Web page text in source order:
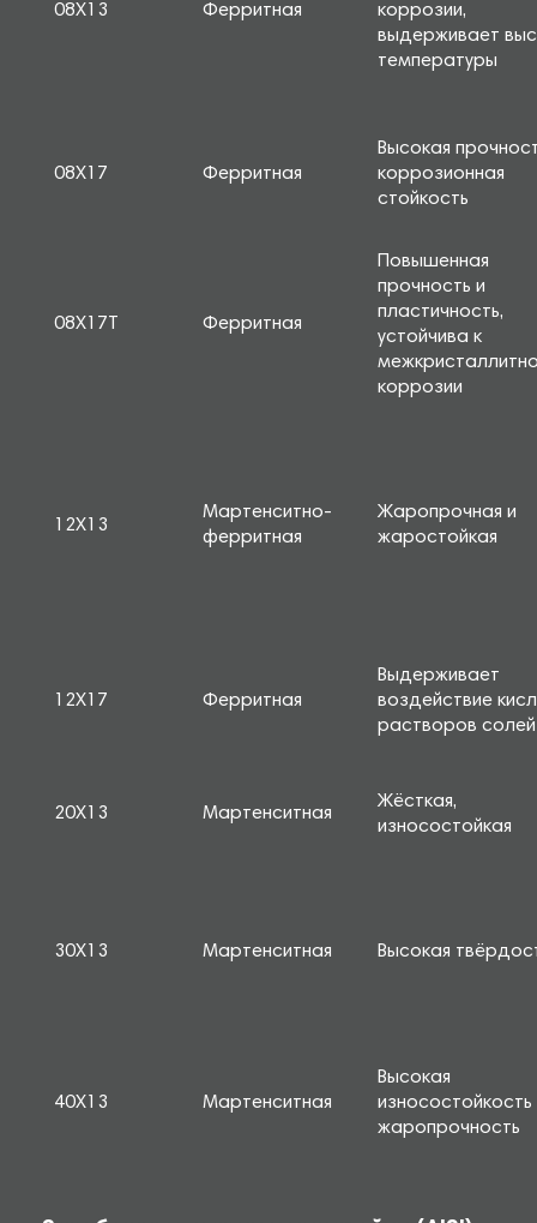
08Х13 Ферритная
коррозии,
выдерживает
температуры
08Х17 Ферритная
Высокая
коррозионная
стойкость
08Х17Т Ферритная
Повышенная
прочность и
пластичность,
устойчива к
коррозии
12Х13
Мартенситно-
ферритная
Жаропрочная и
жаростойкая
12Х17 Ферритная
Выдерживает
воздействие
растворов солей
20Х13 Мартенситная
Жёсткая,
износостойкая
30Х13 Мартенситная Высокая
40Х13 Мартенситная
Высокая
износостойкость
жаропрочность